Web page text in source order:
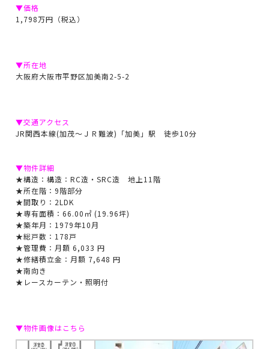
▼価格
1,798万円（税込）
▼所在地
大阪府大阪市平野区加美南2-5-2
▼交通アクセス
JR関西本線(加茂～ＪＲ難波)「加美」駅 徒歩10分
▼物件詳細
★構造：構造：RC造・SRC造 地上11階
★所在階：9階部分
★間取り：2LDK
★専有面積：66.00㎡ (19.96坪)
★築年月：1979年10月
★総戸数：178戸
★管理費：月額 6,033 円
★修繕積立金：月額 7,648 円
★南向き
★レースカーテン・照明付
▼物件画像はこちら